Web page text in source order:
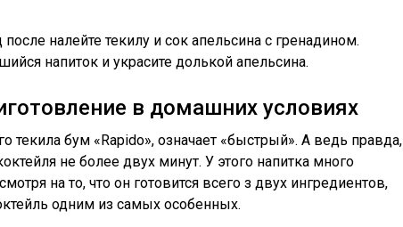
налейте текилу и сок апельсина с гренадином.
напиток и украсите долькой апельсина.
в домашних условиях
текила бум «Rapido», означает «быстрый». А ведь правда,
не более двух минут. У этого напитка много
на то, что он готовится всего з двух ингредиентов,
одним из самых особенных.